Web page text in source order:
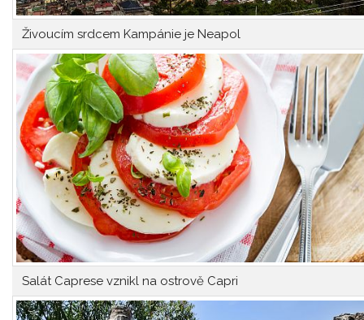
Živoucím srdcem Kampánie je Neapol
Salát Caprese vznikl na ostrově Capri